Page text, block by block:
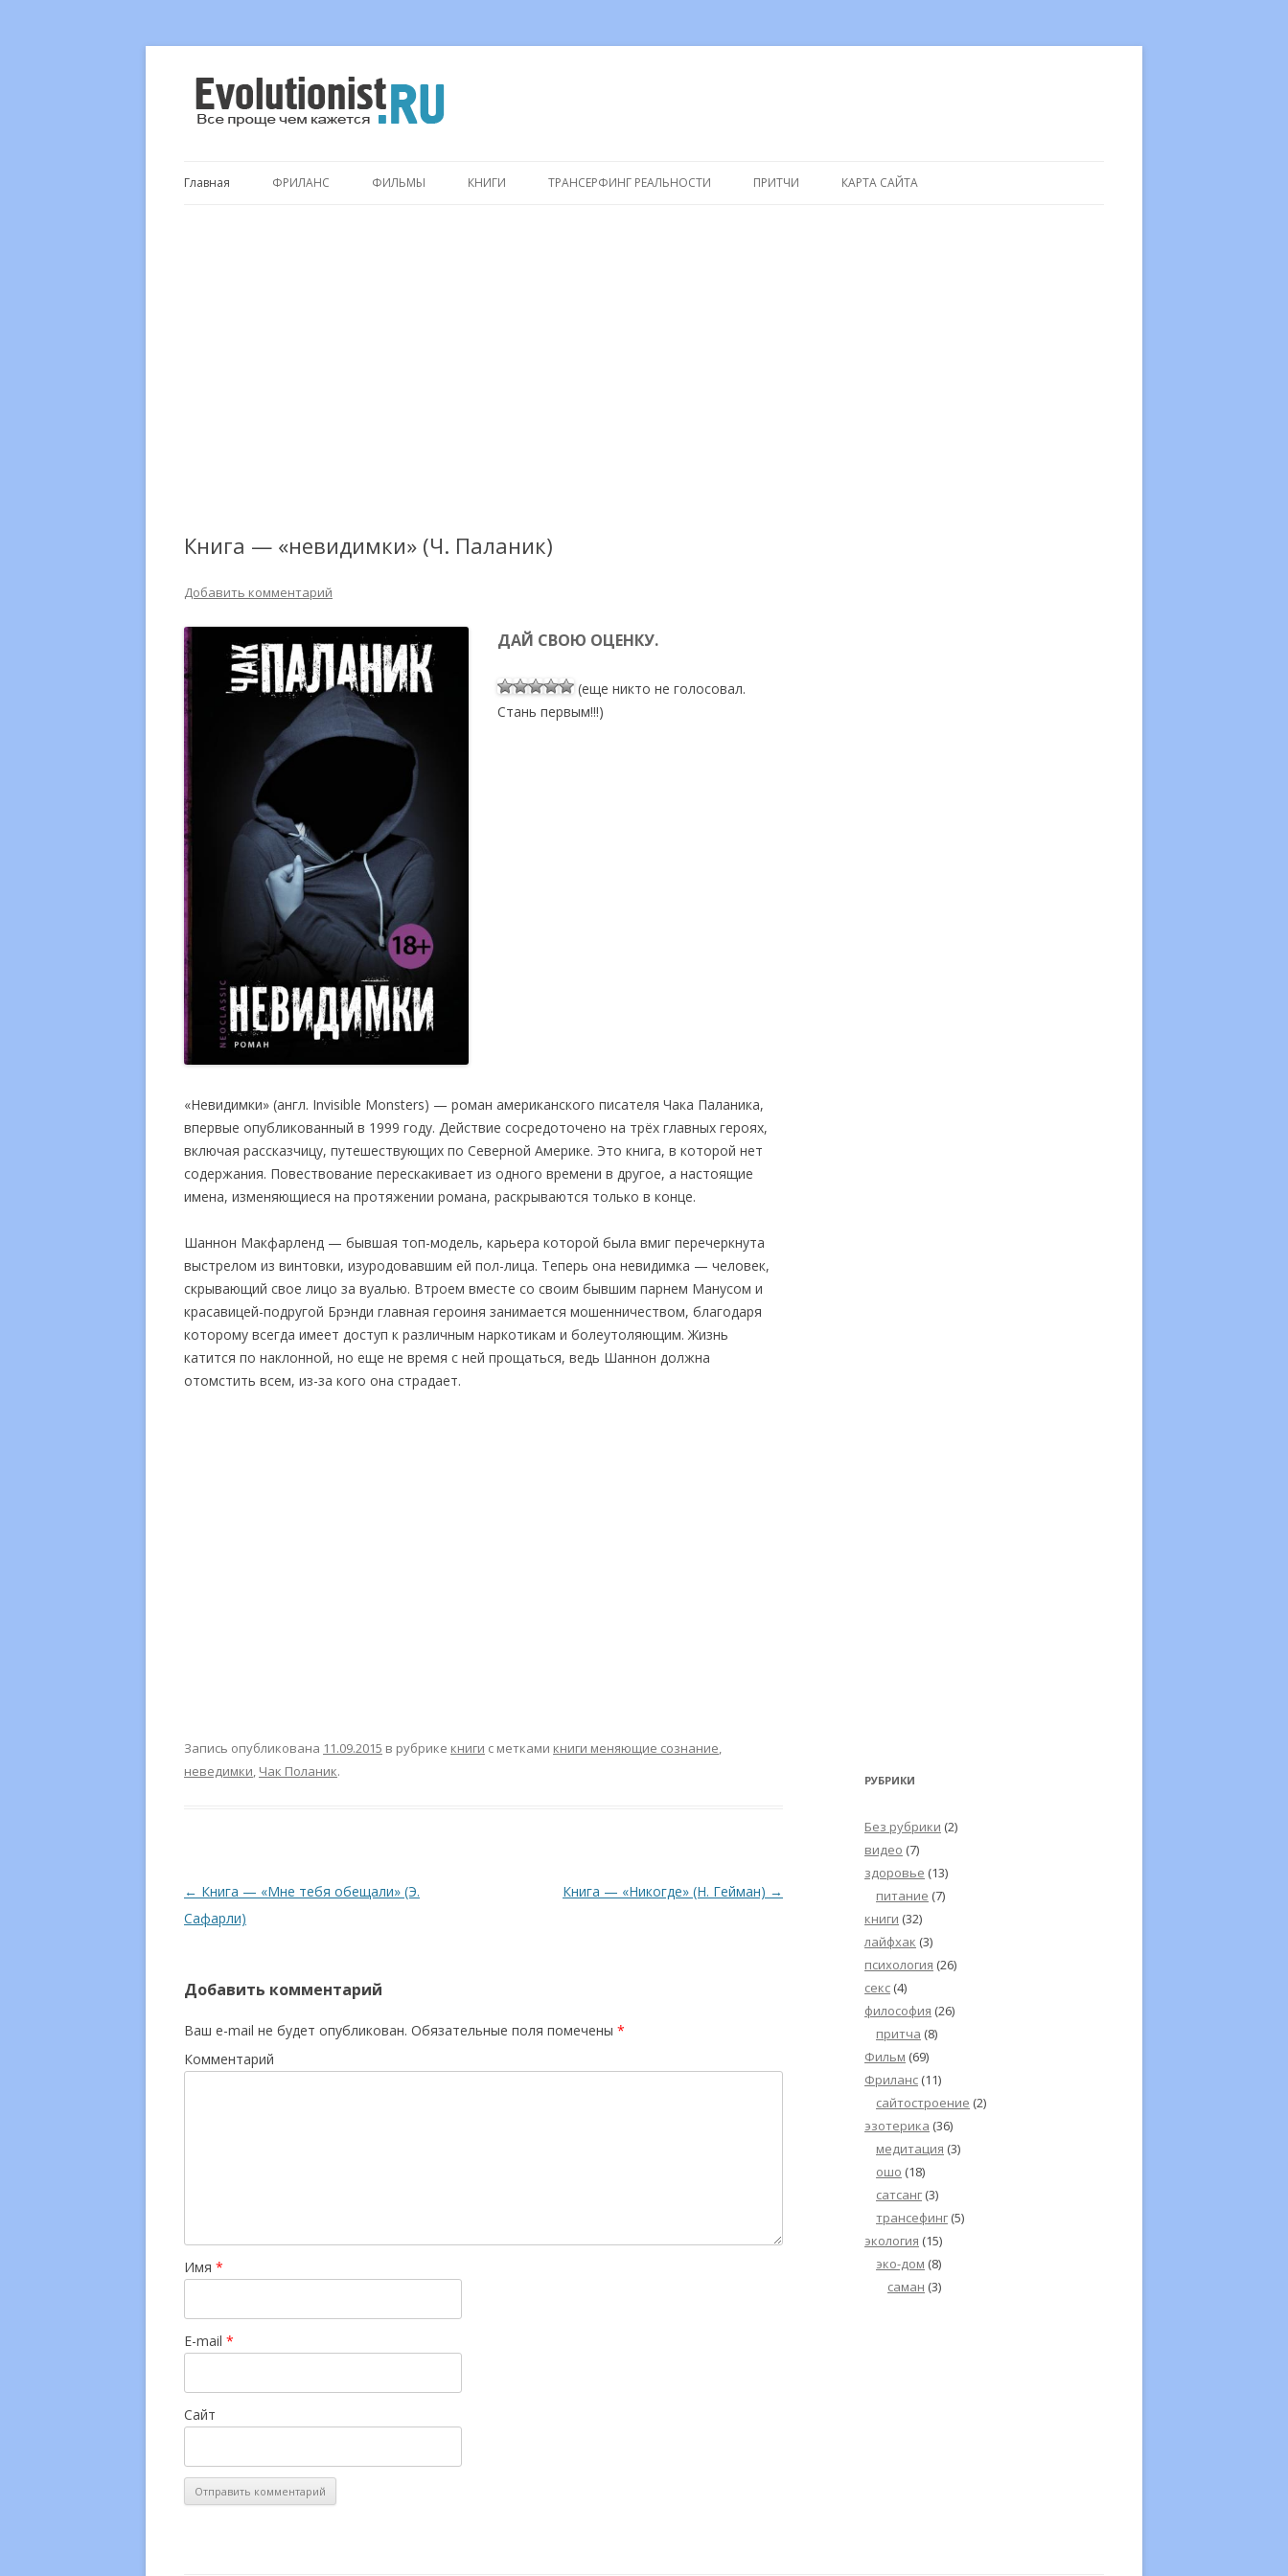
Evolutionist.ru
Все проще чем кажется…
к
Главная ФРИЛАНС ФИЛЬМЫ КНИГИ ТРАНСЕРФИНГ РЕАЛЬНОСТИ ПРИТЧИ КАРТА САЙТА
Книга — «невидимки» (Ч. Паланик)
Добавить комментарий
ДАЙ СВОЮ ОЦЕНКУ.
(еще никто не голосовал.
Стань первым!!!)
«Невидимки» (англ. Invisible Monsters) — роман американского писателя Чака Паланика,
впервые опубликованный в 1999 году. Действие сосредоточено на трёх главных героях,
включая рассказчицу, путешествующих по Северной Америке. Это книга, в которой нет
содержания. Повествование перескакивает из одного времени в другое, а настоящие
имена, изменяющиеся на протяжении романа, раскрываются только в конце.
Шаннон Макфарленд — бывшая топ-модель, карьера которой была вмиг перечеркнута
выстрелом из винтовки, изуродовавшим ей пол-лица. Теперь она невидимка — человек,
скрывающий свое лицо за вуалью. Втроем вместе со своим бывшим парнем Манусом и
красавицей-подругой Брэнди главная героиня занимается мошенничеством, благодаря
которому всегда имеет доступ к различным наркотикам и болеутоляющим. Жизнь
катится по наклонной, но еще не время с ней прощаться, ведь Шаннон должна
отомстить всем, из-за кого она страдает.
Запись опубликована 11.09.2015 в рубрике книги с метками книги меняющие сознание,
неведимки, Чак Поланик.
Навигация
по
← Книга — «Мне тебя обещали» (Э.
Сафарли)
Книга — «Никогде» (Н. Гейман) →
Добавить комментарий
Ваш e-mail не будет опубликован. Обязательные поля помечены *
Комментарий
Имя *
E-mail *
Сайт
РУБРИКИ
Без рубрики (2)
видео (7)
здоровье (13)
питание (7)
книги (32)
лайфхак (3)
психология (26)
секс (4)
философия (26)
притча (8)
Фильм (69)
Фриланс (11)
сайтостроение (2)
эзотерика (36)
медитация (3)
ошо (18)
сатсанг (3)
трансефинг (5)
экология (15)
эко-дом (8)
саман (3)